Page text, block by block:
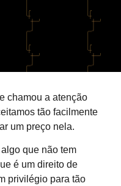
chamou a atenção
tão facilmente
um preço nela.
que não tem
é um direito de
privilégio para tão